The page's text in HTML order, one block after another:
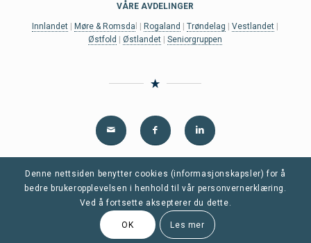
VÅRE AVDELINGER
Innlandet |Møre & Romsda l |Rogaland |Trøndelag |Vestlandet |
Østfold |Østlandet |Seniorgruppen
Personvern og informasjonskapsler (cookies)|Medlemsvilkår
© 2022 Logistikkforeningen.no
Nettsiden er utviklet av
Fredrikstad Webdesign AS
Denne nettsiden benytter cookies (informasjonskapsler) for å
bedre brukeropplevelsen i henhold til vår personvernerklæring.
Ved å fortsette aksepterer du dette.
OK Les mer